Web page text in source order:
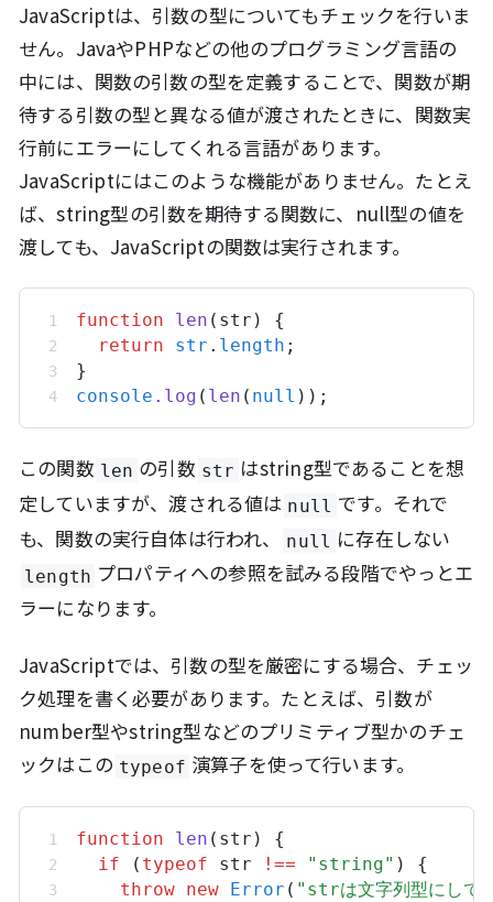
JavaScriptは、引数の型についてもチェックを行いま
せん。JavaやPHPなどの他のプログラミング言語の
中には、関数の引数の型を定義することで、関数が期
待する引数の型と異なる値が渡されたときに、関数実
行前にエラーにしてくれる言語があります。
JavaScriptにはこのような機能がありません。たとえ
ば、string型の引数を期待する関数に、null型の値を
渡しても、JavaScriptの関数は実行されます。
function len ( str ) {
return
str . length ;
}
console . log ( len ( null ));
この関数 len の引数 str はstring型であることを想
定していますが、渡される値は null です。それで
も、関数の実行自体は行われ、
null に存在しない
length プロパティへの参照を試みる段階でやっとエ
ラーになります。
JavaScriptでは、引数の型を厳密にする場合、チェッ
ク処理を書く必要があります。たとえば、引数が
number型やstring型などのプリミティブ型かのチェ
ックはこの typeof 演算子を使って行います。
function len ( str ) {
if ( typeof str !== "string" ) {
throw new Error ( "strは文字列型にして